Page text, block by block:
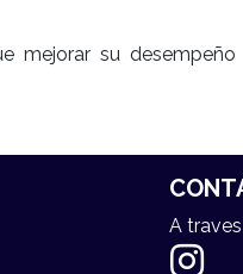
mejorar su desempeño
A